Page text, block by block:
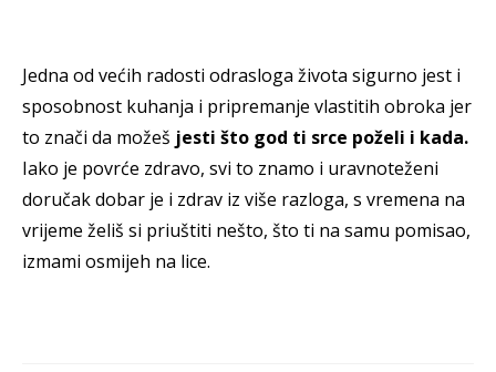
Jedna od većih radosti odrasloga života sigurno jest i
sposobnost kuhanja i pripremanje vlastitih obroka jer
to znači da možeš jesti što god ti srce poželi i kada.
Iako je povrće zdravo, svi to znamo i uravnoteženi
doručak dobar je i zdrav iz više razloga, s vremena na
vrijeme želiš si priuštiti nešto, što ti na samu pomisao,
izmami osmijeh na lice.